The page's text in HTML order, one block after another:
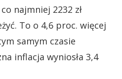
najmniej 2232 zł
To o 4,6 proc. więcej
samym czasie
inflacja wyniosła 3,4